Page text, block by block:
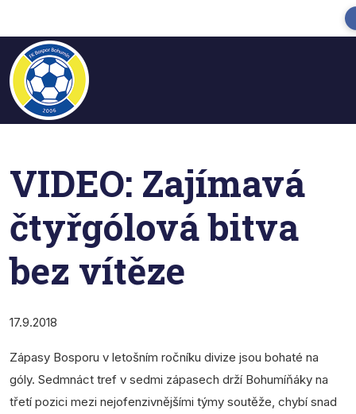
VIDEO: Zajímavá
čtyřgólová bitva
bez vítěze
17.9.2018
Zápasy Bosporu v letošním ročníku divize jsou bohaté na
góly. Sedmnáct tref v sedmi zápasech drží Bohumíňáky na
třetí pozici mezi nejofenzivnějšími týmy soutěže, chybí snad